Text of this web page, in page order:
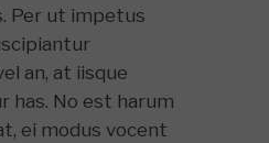
Per ut impetus
an, at iisque
has. No est harum
ei modus vocent